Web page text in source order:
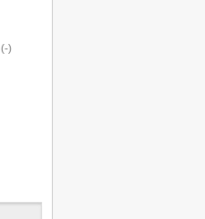
(-)